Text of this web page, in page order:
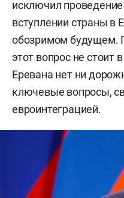
исключил
вступлении страны в
обозримом будущем.
этот вопрос не стоит
Еревана нет ни
ключевые вопросы,
евроинтеграцией.